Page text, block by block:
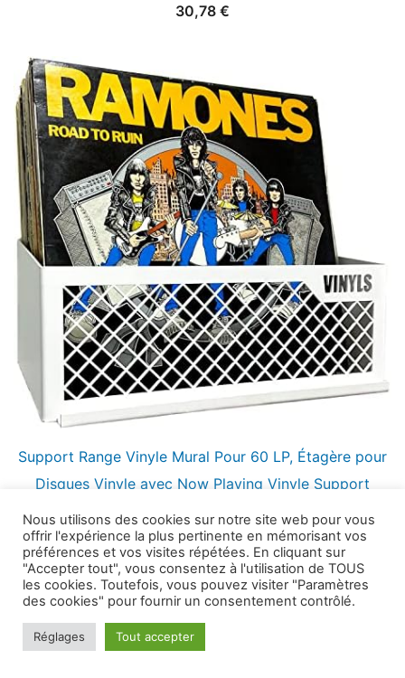
30,78 €
Support Range Vinyle Mural Pour 60 LP, Étagère pour
Disques Vinyle avec Now Playing Vinyle Support
54,99€
Nous utilisons des cookies sur notre site web pour vous
offrir l'expérience la plus pertinente en mémorisant vos
préférences et vos visites répétées. En cliquant sur
"Accepter tout", vous consentez à l'utilisation de TOUS
les cookies. Toutefois, vous pouvez visiter "Paramètres
des cookies" pour fournir un consentement contrôlé.
Réglages Tout accepter